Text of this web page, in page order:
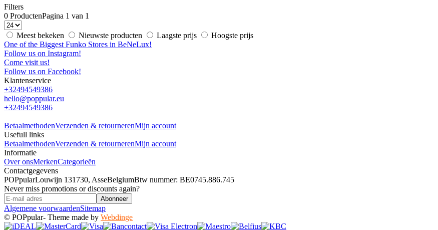
Filters
0 ProductenPagina 1 van 1
Meest bekeken Nieuwste producten Laagste prijs
Hoogste prijs
One of the Biggest Funko Stores in BeNeLux!
Follow us on Instagram!
Come visit us!
Follow us on Facebook!
Klantenservice
+32494549386
hello@poppular.eu
+32494549386
BetaalmethodenVerzenden & retournerenMijn account
Usefull links
BetaalmethodenVerzenden & retournerenMijn account
Informatie
Over onsMerkenCategorieën
Contactgegevens
POPpularLouwijn 131730, AsseBelgiumBtw nummer: BE0745.886.745
Never miss promotions or discounts again?
Abonneer
Algemene voorwaardenSitemap
© POPpular- Theme made by Webdinge